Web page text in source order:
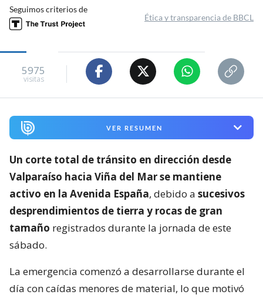
Seguimos criterios de
Ética y transparencia de BBCL
5975
visitas
VER RESUMEN
Un corte total de tránsito en dirección desde
Valparaíso hacia Viña del Mar se mantiene
activo en la Avenida España, debido a sucesivos
desprendimientos de tierra y rocas de gran
tamaño registrados durante la jornada de este
sábado.
La emergencia comenzó a desarrollarse durante el
día con caídas menores de material, lo que motivó